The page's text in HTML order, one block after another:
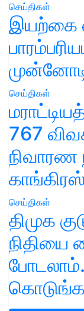
செய்திகள்
இயற்கை
செய்திகள்
767
நிவாரண
செய்திகள்
திமுக
நிதியை